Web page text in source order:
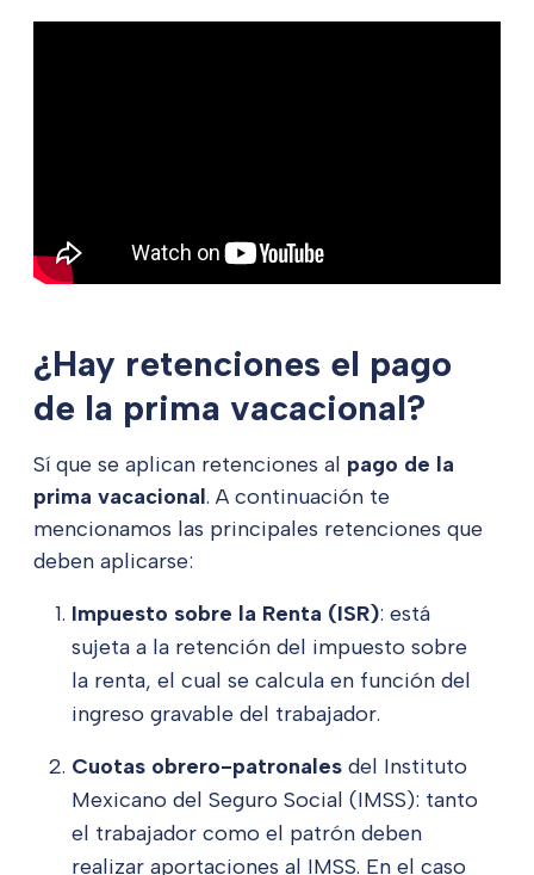
¿Hay retenciones el pago
de la prima vacacional?
Sí que se aplican retenciones al pago de la
prima vacacional. A continuación te
mencionamos las principales retenciones que
deben aplicarse:
Impuesto sobre la Renta (ISR): está
sujeta a la retención del impuesto sobre
la renta, el cual se calcula en función del
ingreso gravable del trabajador.
Cuotas obrero-patronales del Instituto
Mexicano del Seguro Social (IMSS): tanto
el trabajador como el patrón deben
realizar aportaciones al IMSS. En el caso